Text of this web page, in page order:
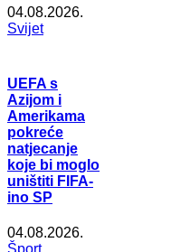
04.08.2026.
Svijet
UEFA s
Azijom i
Amerikama
pokreće
natjecanje
koje bi moglo
uništiti FIFA-
ino SP
04.08.2026.
Šport